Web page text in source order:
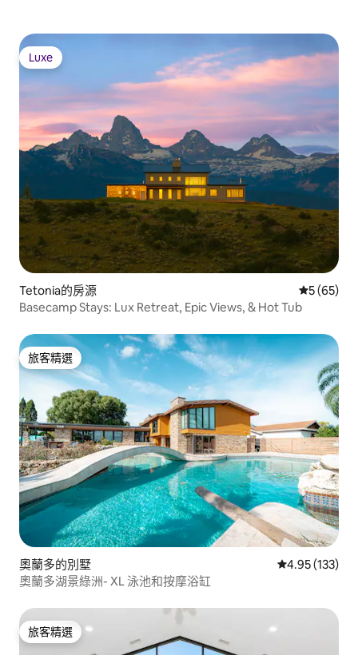
Luxe
Luxe
Tetonia的房源 從 65 則評
5 (65)
Basecamp Stays: Lux Retreat, Epic Views, & Hot Tub
旅客精選
旅客精選
奧蘭多的別墅 從 133 則評價
4.95 (133)
奧蘭多湖景綠洲- XL 泳池和按摩浴缸
旅客精選
旅客精選